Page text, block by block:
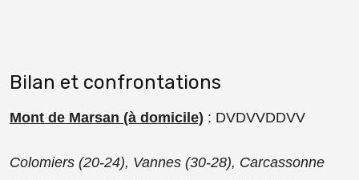
Bilan et confrontations
Mont de Marsan (à domicile) : DVDVVDDVV
Colomiers (20-24), Vannes (30-28), Carcassonne